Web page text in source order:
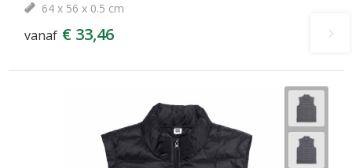
64 x 56 x 0.5 cm
vanaf € 33,46